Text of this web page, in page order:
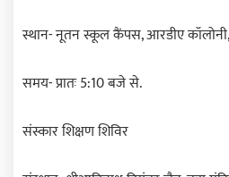
स्थान- नूतन स्कूल कैंपस, आरडीए कॉलोनी,
समय- प्रातः 5:10 बजे से.
संस्कार शिक्षण शिविर